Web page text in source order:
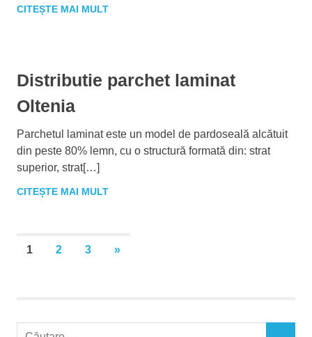
CITEȘTE MAI MULT
Distributie parchet laminat
Oltenia
Parchetul laminat este un model de pardoseală alcătuit
din peste 80% lemn, cu o structură formată din: strat
superior, strat[…]
CITEȘTE MAI MULT
1 2 3
ARTICOLE
»